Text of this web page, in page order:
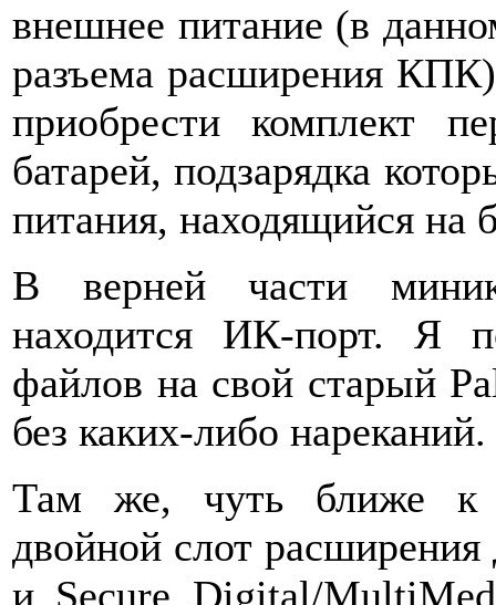
внешнее питание (в
разъема расширения
приобрести комплект
батарей, подзарядка
питания, находящийся на
В верней части
находится ИК-порт. Я
файлов на свой старый
без каких-либо нареканий.
Там же, чуть ближе к
двойной слот
и Secure Digital/